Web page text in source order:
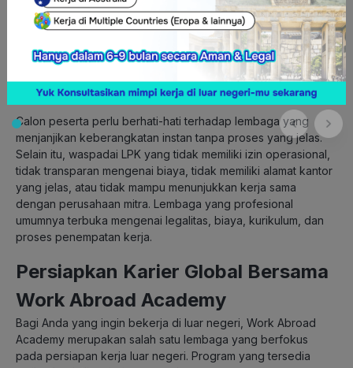
Cara Cek Legalitas LPK Dalam Negeri:
1. Buka portal kelembagaan Kemnaker.
2. Cari nama lembaga.
4. Periksa akreditasi dan bidang pelatihan yang terdaftar.
Calon peserta perlu berhati-hati terhadap lembaga yang
menjanjikan keberangkatan instan tanpa proses yang jelas.
Selain itu, waspadai LPK yang tidak memiliki izin operasional,
tidak transparan mengenai biaya, tidak memiliki alamat kantor
yang jelas, atau tidak mampu menunjukkan kerja sama
dengan perusahaan mitra. Lembaga yang profesional
umumnya terbuka mengenai legalitas, biaya, kurikulum, dan
proses penempatan kerja.
Persiapkan Karier Global Bersama
Work Abroad Academy
Bagi Anda yang ingin bekerja di luar negeri, Work Abroad
Academy merupakan salah satu lembaga yang berfokus
pada persiapan kerja luar negeri. Program yang tersedia